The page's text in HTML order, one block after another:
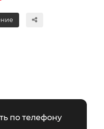
по телефону